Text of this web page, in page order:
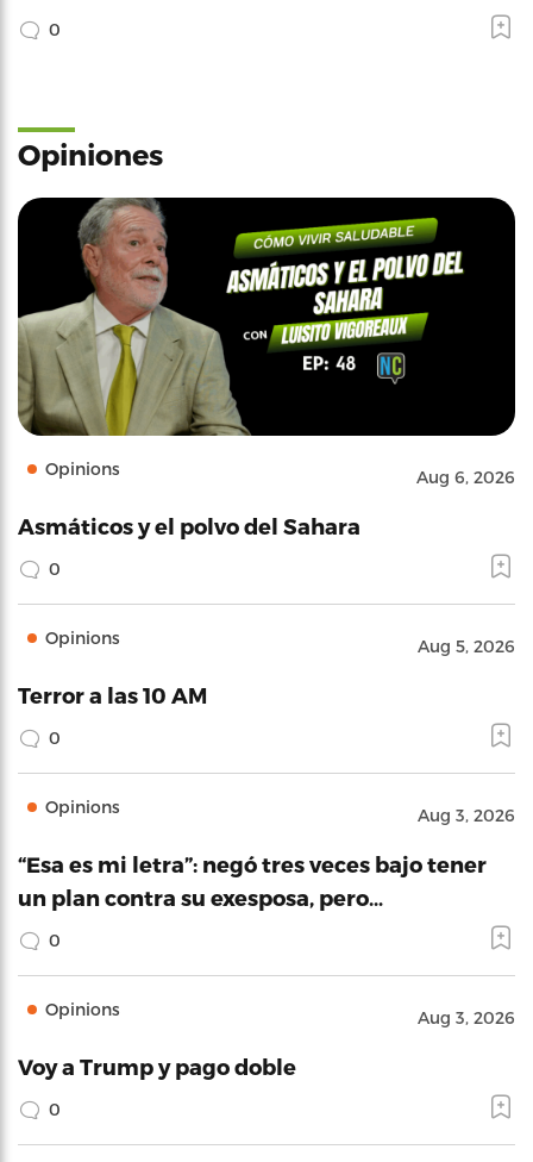
0
Opiniones
Opinions Aug 6, 2026
Asmáticos y el polvo del Sahara
0
Opinions Aug 5, 2026
Terror a las 10 AM
0
Opinions Aug 3, 2026
“Esa es mi letra”: negó tres veces bajo tener
un plan contra su exesposa, pero…
0
Opinions Aug 3, 2026
Voy a Trump y pago doble
0